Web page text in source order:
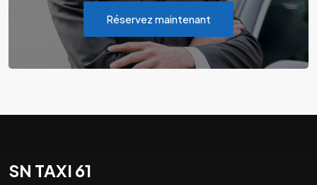
Réservez maintenant
SN TAXI 61